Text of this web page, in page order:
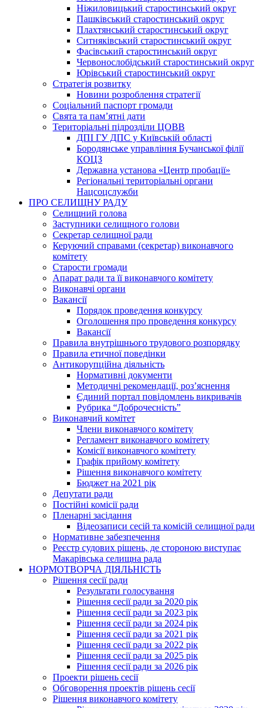
Ніжиловицький старостинський округ
Пашківський старостинський округ
Плахтянський старостинський округ
Ситняківський старостинський округ
Фасівський старостинський округ
Червонослобідський старостинський округ
Юрівський старостинський округ
Стратегія розвитку
Новини розроблення стратегії
Соціальний паспорт громади
Свята та пам’ятні дати
Територіальні підрозділи ЦОВВ
ДПІ ГУ ДПС у Київській області
Бородянське управління Бучанської філії
КОЦЗ
Державна установа «Центр пробації»
Регіональні територіальні органи
Нацсоцслужби
ПРО СЕЛИЩНУ РАДУ
Селищний голова
Заступники селищного голови
Секретар селищної ради
Керуючий справами (секретар) виконавчого
комітету
Старости громади
Апарат ради та її виконавчого комітету
Виконавчі органи
Вакансії
Порядок проведення конкурсу
Оголошення про проведення конкурсу
Вакансії
Правила внутрішнього трудового розпорядку
Правила етичної поведінки
Антикорупційна діяльність
Нормативні документи
Методичні рекомендації, роз’яснення
Єдиний портал повідомлень викривачів
Рубрика “Доброчесність”
Виконавчий комітет
Члени виконавчого комітету
Регламент виконавчого комітету
Комісії виконавчого комітету
Графік прийому комітету
Рішення виконавчого комітету
Бюджет на 2021 рік
Депутати ради
Постійні комісії ради
Пленарні засідання
Відеозаписи сесій та комісій селищної ради
Нормативне забезпечення
Реєстр судових рішень, де стороною виступає
Макарівська селищна рада
НОРМОТВОРЧА ДІЯЛЬНІСТЬ
Рішення сесії ради
Результати голосування
Рішення сесії ради за 2020 рік
Рішення сесії ради за 2023 рік
Рішення сесії ради за 2024 рік
Рішення сесії ради за 2021 рік
Рішення сесії ради за 2022 рік
Рішення сесії ради за 2025 рік
Рішення сесії ради за 2026 рік
Проекти рішень сесії
Обговорення проектів рішень сесії
Рішення виконавчого комітету